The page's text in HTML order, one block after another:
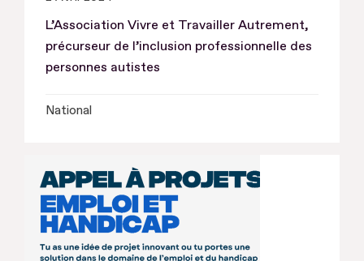
L’Association Vivre et Travailler Autrement,
précurseur de l’inclusion professionnelle des
personnes autistes
National